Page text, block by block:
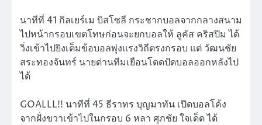
นาทีที่ 41 กิลเยร์เม บิสโซลี กระชากบอลจากกลางสนาม
ไปหน้ากรอบเขตโทษก่อนจะยกบอลให้ ลูคัส คริสปิม ได้
วิ่งเข้าไปยิงเต็มข้อบอลพุ่งแรงวิถีตรงกรอบ แต่ วัฒนชัย
สระทองจันทร์ นายด่านทีมเยือนโดดปัดบอลออกหลังไป
ได้
GOALLL!! นาทีที่ 45 ธีราทร บุญมาทัน เปิดบอลโค้ง
จากฝั่งขวาเข้าไปในกรอบ 6 หลา ศุภชัย ใจเด็ด ได้